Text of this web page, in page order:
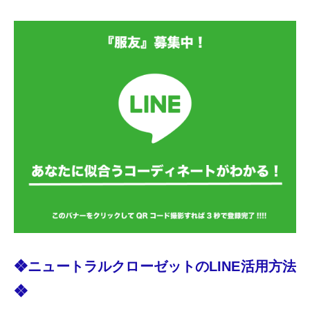
❖ニュートラルクローゼットのLINE活用方法
❖